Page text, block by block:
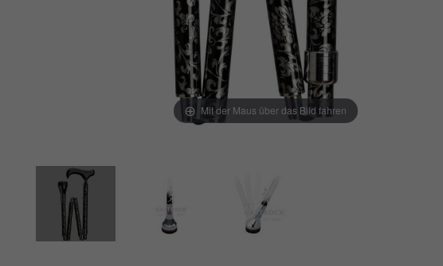
Mit der Maus über das Bild fahren